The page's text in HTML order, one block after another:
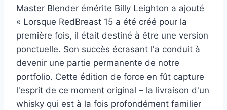
Master Blender émérite Billy Leighton a ajouté
« Lorsque RedBreast 15 a été créé pour la
première fois, il était destiné à être une version
ponctuelle. Son succès écrasant l'a conduit à
devenir une partie permanente de notre
portfolio. Cette édition de force en fût capture
l'esprit de ce moment original – la livraison d'un
whisky qui est à la fois profondément familier